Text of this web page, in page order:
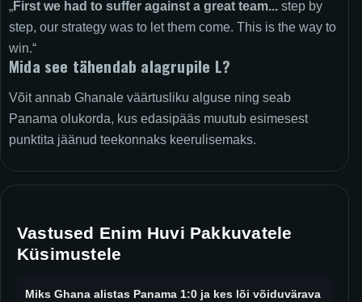
„First we had to suffer against a great team... step by
step, our strategy was to let them come. This is the way to
win.“
Mida see tähendab alagrupile L?
Võit annab Ghanale väärtusliku alguse ning seab
Panama olukorda, kus edasipääs muutub esimesest
punktita jäänud teekonnaks keerulisemaks.
Vastused Enim Huvi Pakkuvatele
Küsimustele
Miks Ghana alistas Panama 1:0 ja kes lõi võiduvärava